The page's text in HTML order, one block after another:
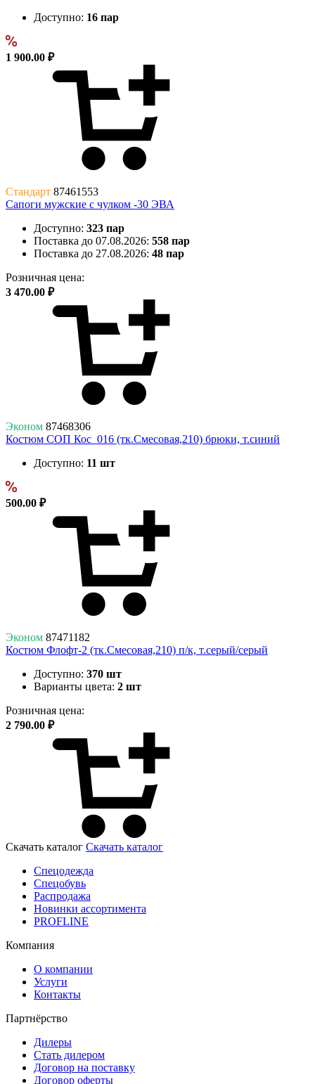
Доступно: 16 пар
1 900.00 ₽
Стандарт 87461553
Сапоги мужские с чулком -30 ЭВА
Доступно: 323 пар
Поставка до 07.08.2026: 558 пар
Поставка до 27.08.2026: 48 пар
Розничная цена:
3 470.00 ₽
Эконом 87468306
Костюм СОП Кос_016 (тк.Смесовая,210) брюки, т.синий
Доступно: 11 шт
500.00 ₽
Эконом 87471182
Костюм Флофт-2 (тк.Смесовая,210) п/к, т.серый/серый
Доступно: 370 шт
Варианты цвета: 2 шт
Розничная цена:
2 790.00 ₽
Скачать каталог Скачать каталог
Спецодежда
Спецобувь
Распродажа
Новинки ассортимента
PROFLINE
Компания
О компании
Услуги
Контакты
Партнёрство
Дилеры
Стать дилером
Договор на поставку
Договор оферты